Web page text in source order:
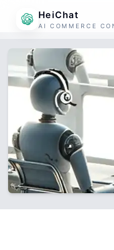
HeiChat
AI COMMERCE